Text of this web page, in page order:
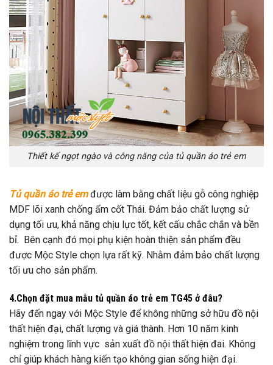
Thiết kế ngọt ngào và công năng của tủ quần áo trẻ em
Tủ quần áo trẻ emđược làm bằng chất liệu gỗ công nghiệp
MDF lõi xanh chống ẩm cốt Thái. Đảm bảo chất lượng sử
dụng tối ưu, khả năng chịu lực tốt, kết cấu chắc chắn và bền
bỉ. Bên cạnh đó mọi phụ kiện hoàn thiện sản phẩm đều
được Mộc Style chọn lựa rất kỹ. Nhằm đảm bảo chất lượng
tối ưu cho sản phẩm.
4.Chọn đặt mua mẫu tủ quần áo trẻ em TG45 ở đâu?
Hãy đến ngay với Mộc Style để không những sở hữu đồ nội
thất hiện đại, chất lượng và giá thành. Hơn 10 năm kinh
nghiệm trong lĩnh vực sản xuất đồ nội thất hiện đai. Không
chỉ giúp khách hàng kiến tạo không gian sống hiện đại.